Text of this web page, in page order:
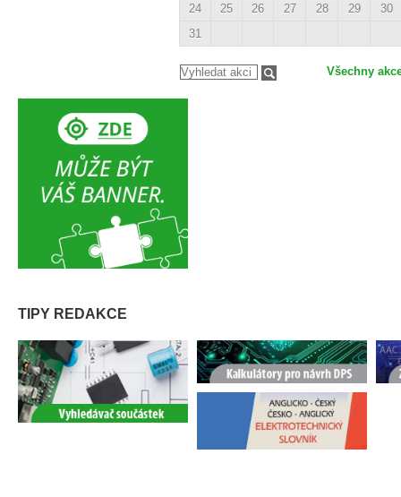
24
25 26 27 28 29
30
31
Všechny
TIPY REDAKCE